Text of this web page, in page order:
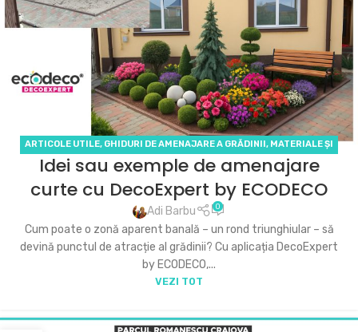
ARTICOLE UTILE, GHIDURI DE AMENAJARE A GRĂDINII , MATERIALE ȘI
PRODUSE ECODECO,PROIECTE 2D ȘI 3D
Idei sau exemple de amenajare
curte cu DecoExpert by ECODECO
Adi Barbu 0
Cum poate o zonă aparent banală – un rond triunghiular – să
devină punctul de atracție al grădinii? Cu aplicația DecoExpert
by ECODECO,...
VEZI TOT